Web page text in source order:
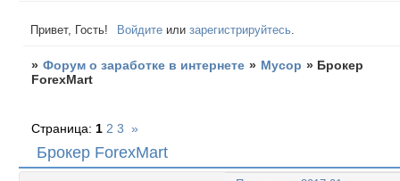
Привет, Гость! Войдите илизарегистрируйтесь
» Форум о заработке в интернете » Мусор » Брокер
ForexMart
Брокер ForexMart
Страница: 1 2 3 »